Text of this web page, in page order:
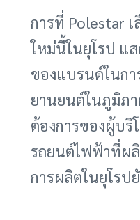
การที่ Polestar
ใหม่นี้ในยุโรป แ
ของแบรนด์ในก
ยานยนต์ในภูมิภ
ต้องการของผู้บริ
รถยนต์ไฟฟ้าที่ผ
การผลิตในยุโรป